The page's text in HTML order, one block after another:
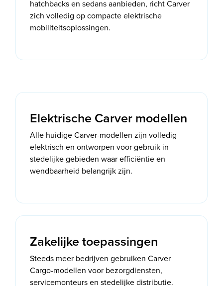
hatchbacks en sedans aanbieden, richt Carver
zich volledig op compacte elektrische
mobiliteitsoplossingen.
Elektrische Carver modellen
Alle huidige Carver-modellen zijn volledig
elektrisch en ontworpen voor gebruik in
stedelijke gebieden waar efficiëntie en
wendbaarheid belangrijk zijn.
Zakelijke toepassingen
Steeds meer bedrijven gebruiken Carver
Cargo-modellen voor bezorgdiensten,
servicemonteurs en stedelijke distributie.